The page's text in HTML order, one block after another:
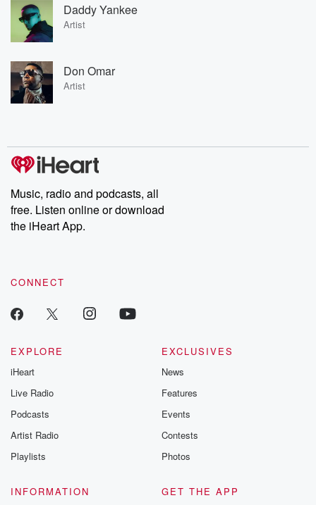
Daddy Yankee
Artist
Don Omar
Artist
Music, radio and podcasts, all
free. Listen online or download
the iHeart App.
CONNECT
EXPLORE
iHeart
Live Radio
Podcasts
Artist Radio
Playlists
EXCLUSIVES
News
Features
Events
Contests
Photos
INFORMATION GET THE APP